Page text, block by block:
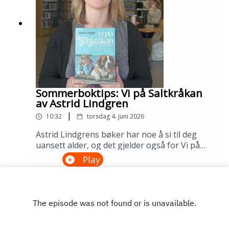
Sommerboktips: Vi på Saltkråkan
av Astrid Lindgren
10:32 | torsdag 4. juni 2026
Astrid Lindgrens bøker har noe å si til deg
uansett alder, og det gjelder også for Vi på
Saltkråkan. Dette er den eneste Lindgren-
boken som ble skrevet etter filmatiseringen,
generasjon. Lån den på biblioteket ditt!---
Innspilt på Sandnes bibliotek i april
Play